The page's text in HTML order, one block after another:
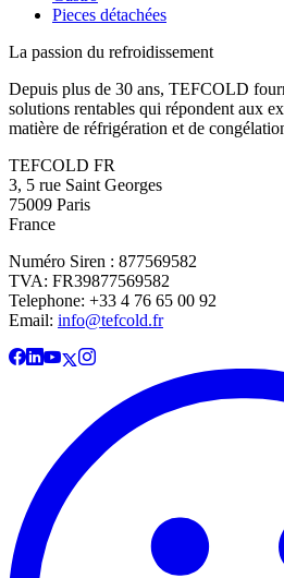
Pieces détachées
La passion du refroidissement
Depuis plus de 30 ans, TEFCOLD
solutions rentables qui répondent aux
matière de réfrigération et de
TEFCOLD FR
3, 5 rue Saint Georges
75009 Paris
France
Numéro Siren : 877569582
TVA: FR39877569582
Telephone: +33 4 76 65 00 92
Email: info@tefcold.fr